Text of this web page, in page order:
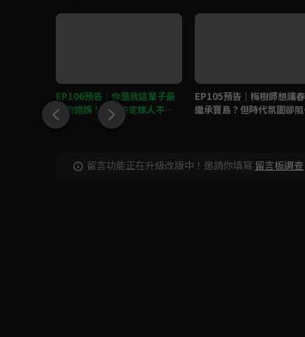
EP106預告｜你是我這輩子最
大的錯誤！德惠決定嫁人不和
海珍糾纏？
EP105預告｜梅樹師想讓
繼承寶島？但時代氛圍卻阻
留言功能正在升級改版中！邀請你填寫 留言板調查